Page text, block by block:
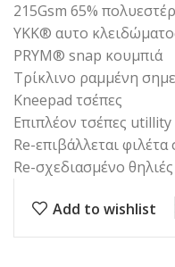
215Gsm 65%
YKK® αυτο
PRYM® snap κουμπιά
Τρίκλινο ραμμένη
Kneepad τσέπες
Επιπλέον τσέπες utillity
Re-επιβάλλεται φιλέτα
Re-σχεδιασμένο
Add to wishlist